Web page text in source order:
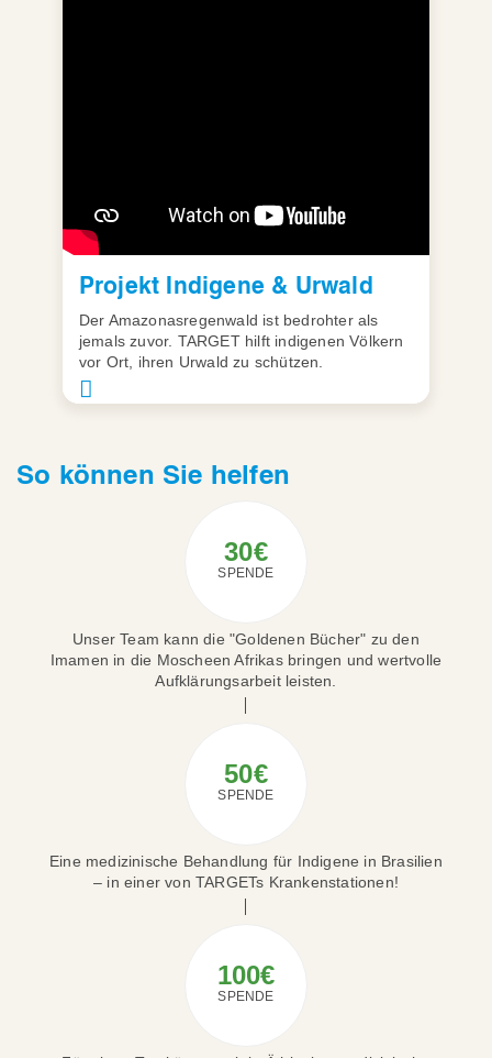
Projekt Indigene & Urwald
Der Amazonasregenwald ist bedrohter als
jemals zuvor. TARGET hilft indigenen Völkern
vor Ort, ihren Urwald zu schützen.
So können Sie helfen
30€
SPENDE
Unser Team kann die "Goldenen Bücher" zu den
Imamen in die Moscheen Afrikas bringen und wertvolle
Aufklärungsarbeit leisten.
50€
SPENDE
Eine medizinische Behandlung für Indigene in Brasilien
– in einer von TARGETs Krankenstationen!
100€
SPENDE